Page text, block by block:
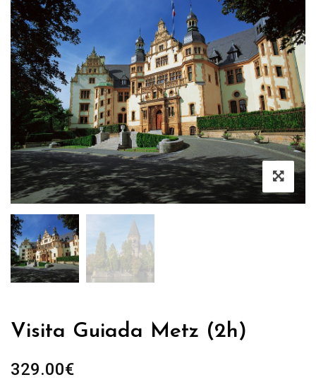
Visita Guiada Metz (2h)
329.00€